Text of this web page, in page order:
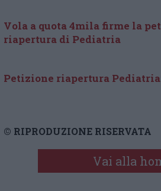
Vola a quota 4mila firme la
riapertura di Pediatria
Petizione riapertura
© RIPRODUZIONE RISERVATA
Vai alla